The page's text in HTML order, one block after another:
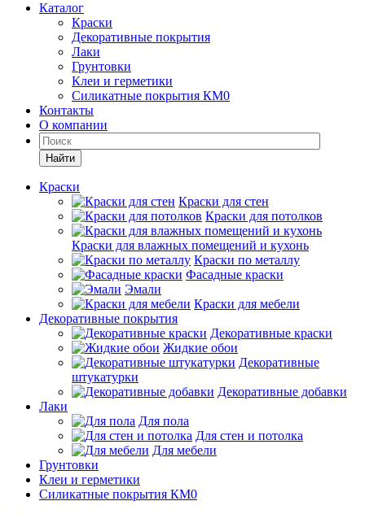
Каталог
Краски
Декоративные покрытия
Лаки
Грунтовки
Клеи и герметики
Силикатные покрытия КМ0
Контакты
О компании
Найти
Краски
Краски для стен
Краски для потолков
Краски для влажных помещений и кухонь
Краски по металлу
Фасадные краски
Эмали
Краски для мебели
Декоративные покрытия
Декоративные краски
Жидкие обои
Декоративные
штукатурки
Декоративные добавки
Лаки
Для пола
Для стен и потолка
Для мебели
Грунтовки
Клеи и герметики
Силикатные покрытия КМ0